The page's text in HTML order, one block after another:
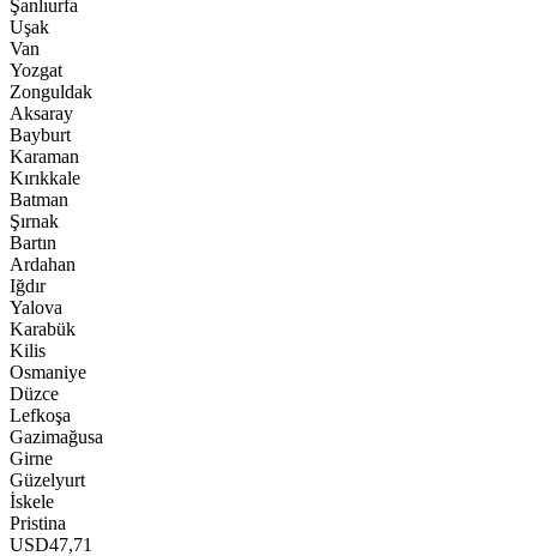
Şanlıurfa
Uşak
Van
Yozgat
Zonguldak
Aksaray
Bayburt
Karaman
Kırıkkale
Batman
Şırnak
Bartın
Ardahan
Iğdır
Yalova
Karabük
Kilis
Osmaniye
Düzce
Lefkoşa
Gazimağusa
Girne
Güzelyurt
İskele
Pristina
USD47,71